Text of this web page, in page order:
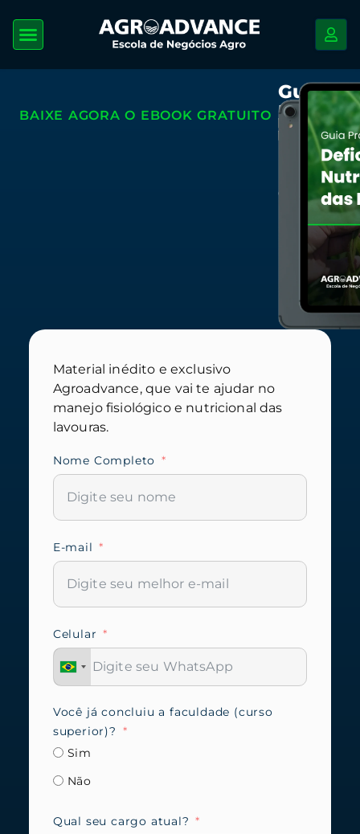
BAIXE AGORA O EBOOK GRATUITO
Guia
Prático
de
das
Plantas
Material inédito e exclusivo
Agroadvance, que vai te ajudar no
manejo fisiológico e nutricional das
lavouras.
Nome Completo
E-mail
Celular
Você já concluiu a faculdade (curso
superior)?
Sim
Não
Qual seu cargo atual?